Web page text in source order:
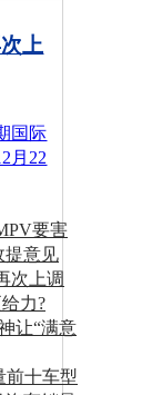
上
国际
月22
要害
提意见
次上调
力?
让“满意
前十车型